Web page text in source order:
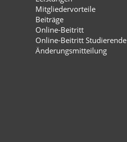
Mitgliedervorteile
Beiträge
Online-Beitritt
Online-Beitritt Studierende
Änderungsmitteilung